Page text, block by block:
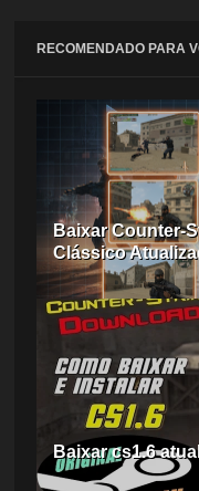
RECOMENDADO PARA
Baixar Counter-
Clássico
Baixar cs1.6